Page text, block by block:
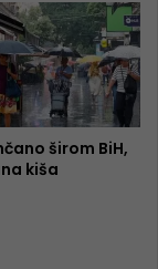
širom BiH,
kiša